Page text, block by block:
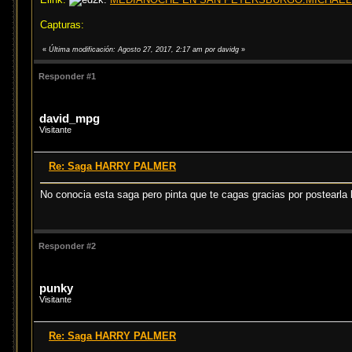
Capturas:
« Última modificación: Agosto 27, 2017, 2:17 am por davidg »
Responder #1
david_mpg
Visitante
Re: Saga HARRY PALMER
No conocia esta saga pero pinta que te cagas gracias por postearla
Responder #2
punky
Visitante
Re: Saga HARRY PALMER